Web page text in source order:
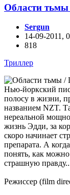
Области тьмы
Sergun
14-09-2011,
818
Триллер
Нью-йоркский
полосу в жизни,
названием NZT.
нереальной
жизнь Эдди, за
скоро начинает
препарата. А
понять, как можно
страшную
Режиссер (film